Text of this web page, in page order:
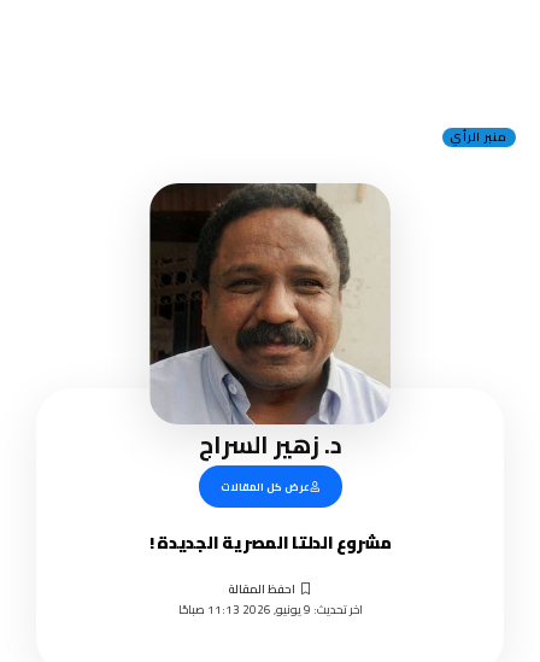
منبر الرأي
د. زهير السراج
عرض كل المقالات
مشروع الدلتا المصرية الجديدة !
اخر تحديث: 9 يونيو, 2026 11:13 صباحًا